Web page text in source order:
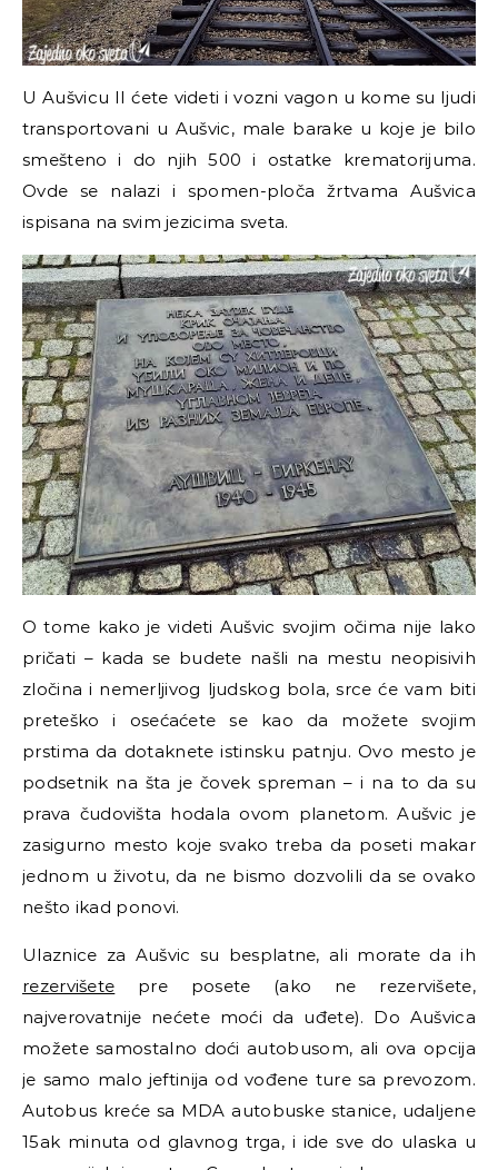
U Aušvicu II ćete videti i vozni vagon u kome su ljudi
transportovani u Aušvic, male barake u koje je bilo
smešteno i do njih 500 i ostatke krematorijuma.
Ovde se nalazi i spomen-ploča žrtvama Aušvica
ispisana na svim jezicima sveta.
O tome kako je videti Aušvic svojim očima nije lako
pričati –kada se budete našli na mestu neopisivih
zločina i nemerljivog ljudskog bola, srce će vam biti
preteško i osećaćete se kao da možete svojim
prstima da dotaknete istinsku patnju. Ovo mesto je
podsetnik na šta je čovek spreman – i na to da su
prava čudovišta hodala ovom planetom. Aušvic je
zasigurno mesto koje svako treba da poseti makar
jednom u životu, da ne bismo dozvolili da se ovako
nešto ikad ponovi.
Ulaznice za Aušvic su besplatne, ali morate da ih
rezervišete pre posete (ako ne rezervišete,
najverovatnije nećete moći da uđete). Do Aušvica
možete samostalno doći autobusom, ali ova opcija
je samo malo jeftinija od vođene ture sa prevozom.
Autobus kreće sa MDA autobuske stanice, udaljene
15ak minuta od glavnog trga, i ide sve do ulaska u